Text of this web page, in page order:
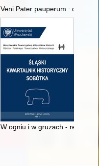
KUL-u czyli Franciszkanie
Veni Pater pauperum :
na terenie dawnego
W ogniu i w gruzach - recenzja]